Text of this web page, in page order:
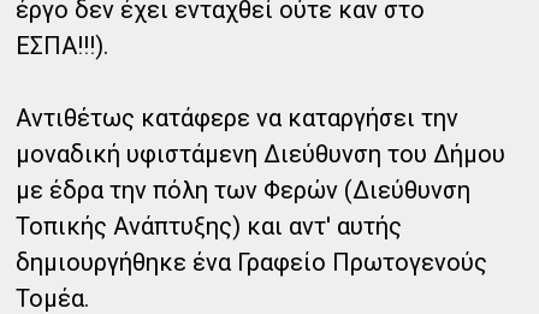
έργο δεν έχει ενταχθεί ούτε καν στο
ΕΣΠΑ!!!).
Αντιθέτως κατάφερε να καταργήσει την
μοναδική υφιστάμενη Διεύθυνση του Δήμου
με έδρα την πόλη των Φερών (Διεύθυνση
Τοπικής Ανάπτυξης) και αντ' αυτής
δημιουργήθηκε ένα Γραφείο Πρωτογενούς
Τομέα.